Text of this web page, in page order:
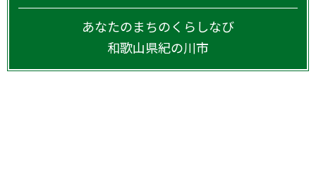
あなたのまちのくらしなび
和歌山県紀の川市